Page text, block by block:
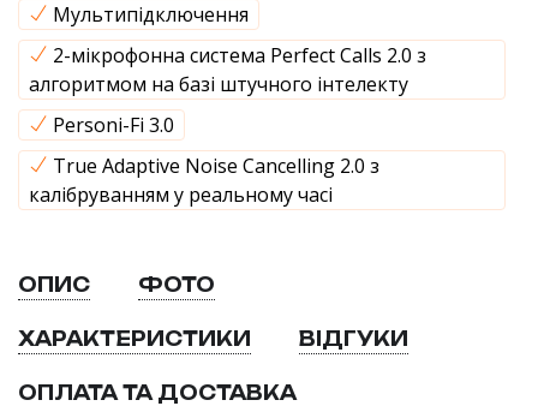
Мультипідключення
2-мікрофонна система Perfect Calls 2.0 з
алгоритмом на базі штучного інтелекту
Personi-Fi 3.0
True Adaptive Noise Cancelling 2.0 з
калібруванням у реальному часі
ОПИС ФОТО
ХАРАКТЕРИСТИКИ ВІДГУКИ
ОПЛАТА ТА ДОСТАВКА